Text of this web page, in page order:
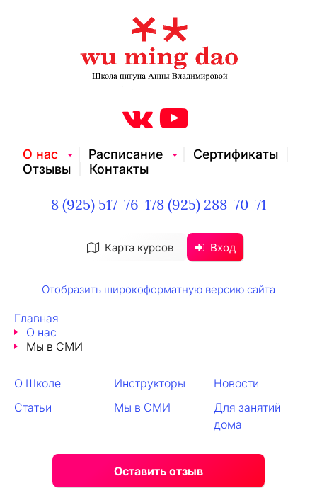
О нас Расписание
Сертификаты
Отзывы
Контакты
Карта курсов Вход
8 (925) 517-76-178 (925) 288-70-71
Отобразить широкоформатную версию сайта
Главная
О нас
Мы в СМИ
О Школе Инструкторы
Новости
Статьи
Мы в СМИ
Для занятий
дома
Оставить отзыв